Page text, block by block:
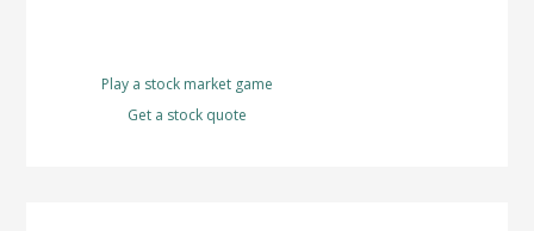
Play a stock market game
Get a stock quote